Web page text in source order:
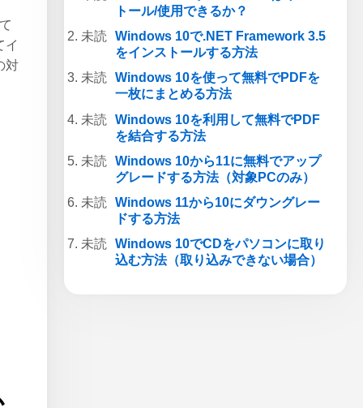
イ
対
トール/使用できるか？
Windows 10で.NET Framework 3.5
をインストールする方法
Windows 10を使って無料でPDFを
一枚にまとめる方法
Windows 10を利用して無料でPDF
を結合する方法
Windows 10から11に無料でアップ
グレードする方法（対象PCのみ）
Windows 11から10にダウングレー
ドする方法
Windows 10でCDをパソコンに取り
込む方法（取り込みできない場合）